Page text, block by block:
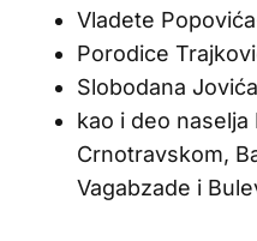
Vladete
Porodice
Slobodana
kao i deo naselja
Crnotravskom,
Vagabzade i